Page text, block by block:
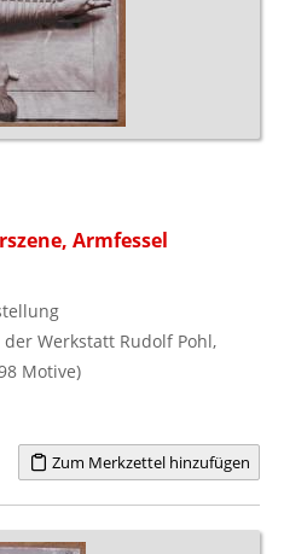
Armfessel
Werkstatt Rudolf Pohl,
Motive)
Zum Merkzettel hinzufügen